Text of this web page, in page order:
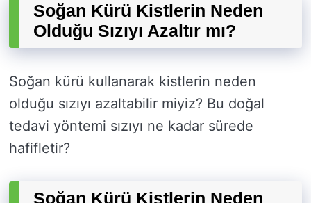
Soğan Kürü Kistlerin Neden
Olduğu Sızıyı Azaltır mı?
Soğan kürü kullanarak kistlerin neden
olduğu sızıyı azaltabilir miyiz? Bu doğal
tedavi yöntemi sızıyı ne kadar sürede
hafifletir?
Soğan Kürü Kistlerin Neden